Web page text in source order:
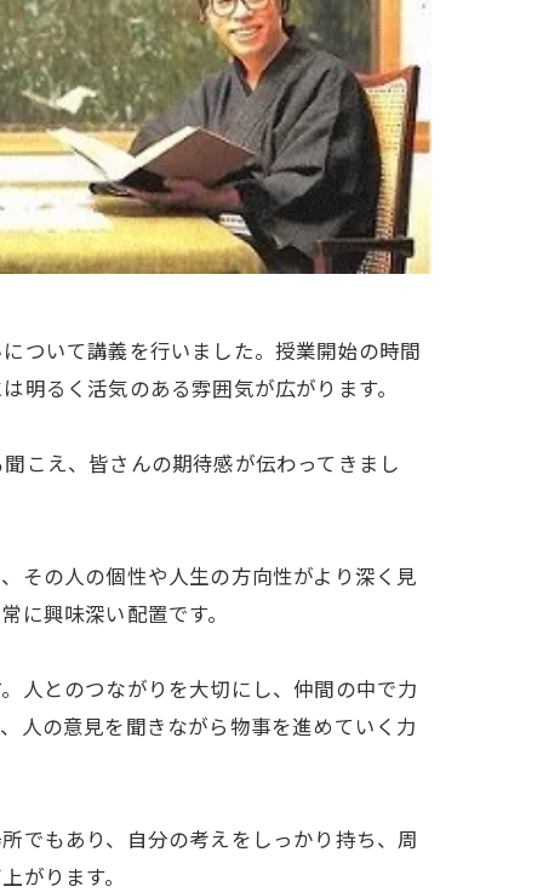
ついて講義を行いました。授業開始の時間
明るく活気のある雰囲気が広がります。
こえ、皆さんの期待感が伝わってきまし
その人の個性や人生の方向性がより深く見
に興味深い配置です。
人とのつながりを大切にし、仲間の中で力
人の意見を聞きながら物事を進めていく力
でもあり、自分の考えをしっかり持ち、周
がります。